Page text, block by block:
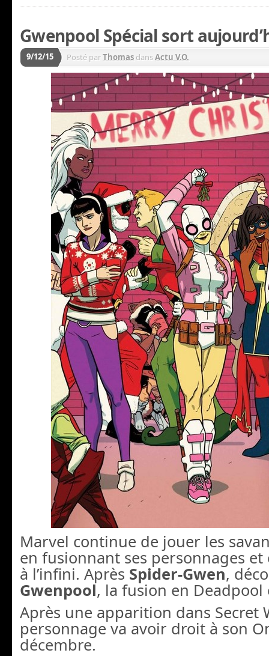
Gwenpool Spécial sort
9/12/15 Posté parThomas dansActu V.O.
Marvel continue de jouer les
en fusionnant ses personnages
à l’infini. Après Spider-Gwen,
Gwenpool, la fusion en Deadpool
Après une apparition dans Secret
personnage va avoir droit à son
décembre.